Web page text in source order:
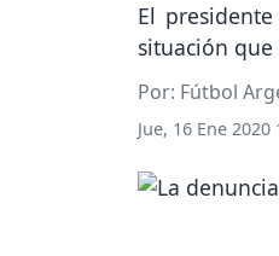
El
situación
Por: Fútbol
Jue, 16 Ene 2020